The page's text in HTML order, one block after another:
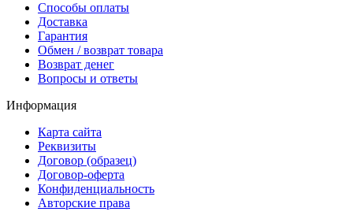
Способы оплаты
Доставка
Гарантия
Обмен / возврат товара
Возврат денег
Вопросы и ответы
Информация
Карта сайта
Реквизиты
Договор (образец)
Договор-оферта
Конфиденциальность
Авторские права